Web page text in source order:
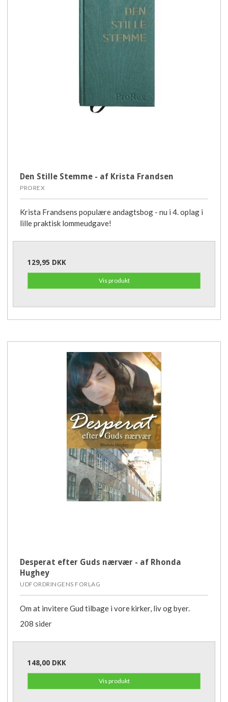
Den Stille Stemme - af Krista Frandsen
PROREX
Krista Frandsens populære andagtsbog - nu i 4. oplag i
lille praktisk lommeudgave!
129,95 DKK
Vis produkt
Desperat efter Guds nærvær - af Rhonda
Hughey
UDFORDRINGENS FORLAG
Om at invitere Gud tilbage i vore kirker, liv og byer.
208 sider
148,00 DKK
Vis produkt